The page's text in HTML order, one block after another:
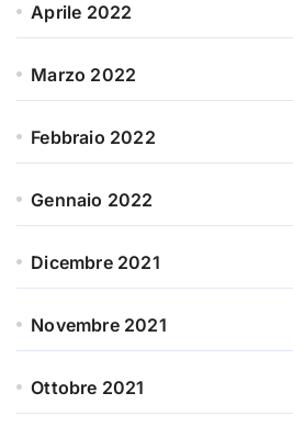
Aprile 2022
Marzo 2022
Febbraio 2022
Gennaio 2022
Dicembre 2021
Novembre 2021
Ottobre 2021